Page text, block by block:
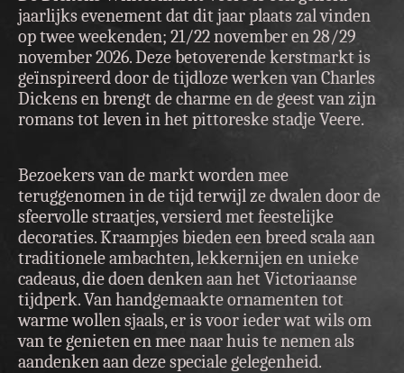
jaarlijks evenement dat dit jaar plaats zal vinden
op twee weekenden; 21/22 november en 28/29
november 2026. Deze betoverende kerstmarkt is
geïnspireerd door de tijdloze werken van Charles
Dickens en brengt de charme en de geest van zijn
romans tot leven in het pittoreske stadje Veere.
Bezoekers van de markt worden mee
teruggenomen in de tijd terwijl ze dwalen door de
sfeervolle straatjes, versierd met feestelijke
decoraties. Kraampjes bieden een breed scala aan
traditionele ambachten, lekkernijen en unieke
cadeaus, die doen denken aan het Victoriaanse
tijdperk. Van handgemaakte ornamenten tot
warme wollen sjaals, er is voor ieder wat wils om
van te genieten en mee naar huis te nemen als
aandenken aan deze speciale gelegenheid.